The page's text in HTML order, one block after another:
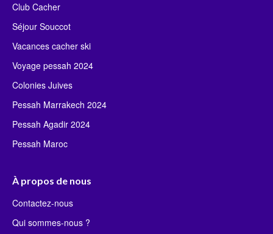
Club Cacher
Séjour Souccot
Vacances cacher ski
Voyage pessah 2024
Colonies Juives
Pessah Marrakech 2024
Pessah Agadir 2024
Pessah Maroc
À propos de nous
Contactez-nous
Qui sommes-nous ?